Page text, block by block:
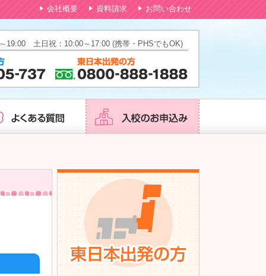
会社概要 資料請求 お問い合わせ
19:00 土日祝：10:00～17:00 (携帯・PHSでもOK)